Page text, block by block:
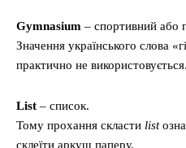
Gymnasium – спортивний або
Значення українського слова
практично не використовується.
List – список.
Тому прохання скласти list
склеїти аркуш паперу.